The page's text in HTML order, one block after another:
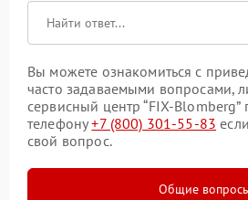
Вы можете ознакомиться с
часто задаваемыми вопросами,
сервисный центр “FIX-
телефону+7 (800) 301-55-83
свой вопрос.
Общие